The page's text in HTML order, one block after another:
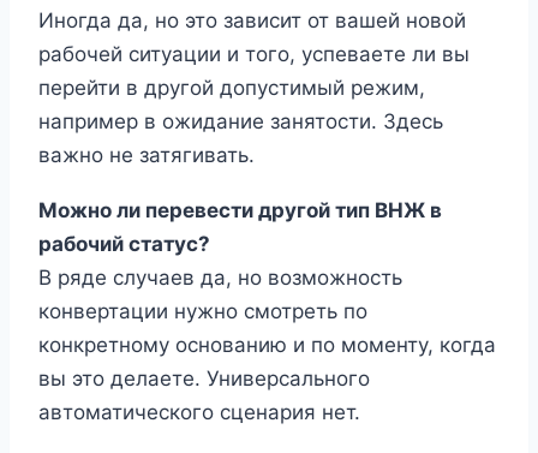
Иногда да, но это зависит от вашей новой
рабочей ситуации и того, успеваете ли вы
перейти в другой допустимый режим,
например в ожидание занятости. Здесь
важно не затягивать.
Можно ли перевести другой тип ВНЖ в
рабочий статус?
В ряде случаев да, но возможность
конвертации нужно смотреть по
конкретному основанию и по моменту, когда
вы это делаете. Универсального
автоматического сценария нет.